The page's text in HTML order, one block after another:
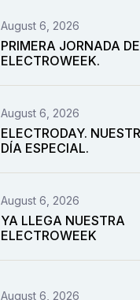
August 6, 2026
PRIMERA JORNADA DE
ELECTROWEEK.
August 6, 2026
ELECTRODAY.
DÍA ESPECIAL.
August 6, 2026
YA LLEGA NUESTRA
ELECTROWEEK
August 6, 2026